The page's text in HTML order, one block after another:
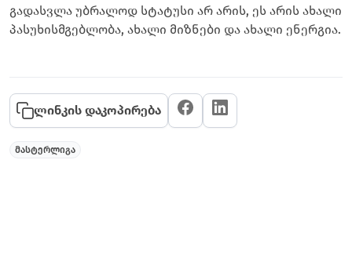
გადასვლა უბრალოდ სტატუსი არ არის, ეს არის ახალი
პასუხისმგებლობა, ახალი მიზნები და ახალი ენერგია.
მასტერლიგა
ლინკის დაკოპირება